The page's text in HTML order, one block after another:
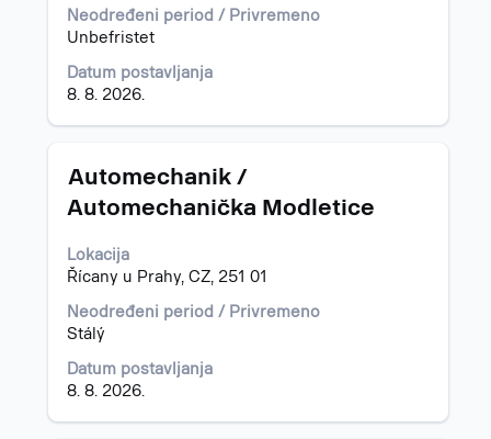
Neodređeni period / Privremeno
Unbefristet
Datum postavljanja
8. 8. 2026.
informacija
o
poslu.
Naslov
Automechanik /
Automechanička Modletice
Lokacija
Řícany u Prahy, CZ, 251 01
Neodređeni period / Privremeno
Stálý
Datum postavljanja
8. 8. 2026.
Izaberite
razmaknicom
biste
prikazali
celokupan
sadržaj
informacija
o
poslu.